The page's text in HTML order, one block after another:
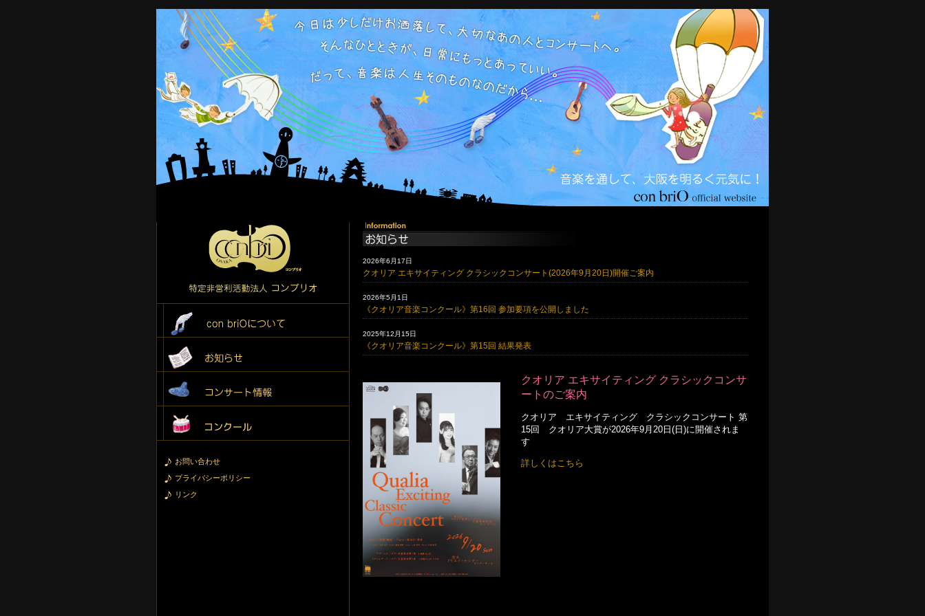
お問い合わせ
プライバシーポリシー
リンク
2026年6月17日
クオリア エキサイティング クラシックコンサート(2026年9月20日)開催ご案内
2026年5月1日
《クオリア音楽コンクール》第16回 参加要項を公開しました
2025年12月15日
《クオリア音楽コンクール》第15回 結果発表
クオリア エキサイティング クラシックコンサ
ートのご案内
クオリア エキサイティング クラシックコンサート 第
15回 クオリア大賞が2026年9月20日(日)に開催されま
す
詳しくはこちら